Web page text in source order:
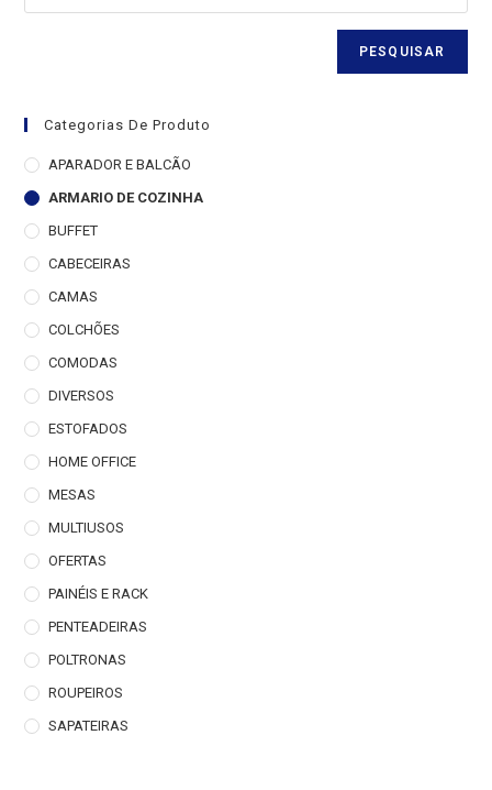
PESQUISAR
Categorias De Produto
APARADOR E BALCÃO
ARMARIO DE COZINHA
BUFFET
CABECEIRAS
CAMAS
COLCHÕES
COMODAS
DIVERSOS
ESTOFADOS
HOME OFFICE
MESAS
MULTIUSOS
OFERTAS
PAINÉIS E RACK
PENTEADEIRAS
POLTRONAS
ROUPEIROS
SAPATEIRAS